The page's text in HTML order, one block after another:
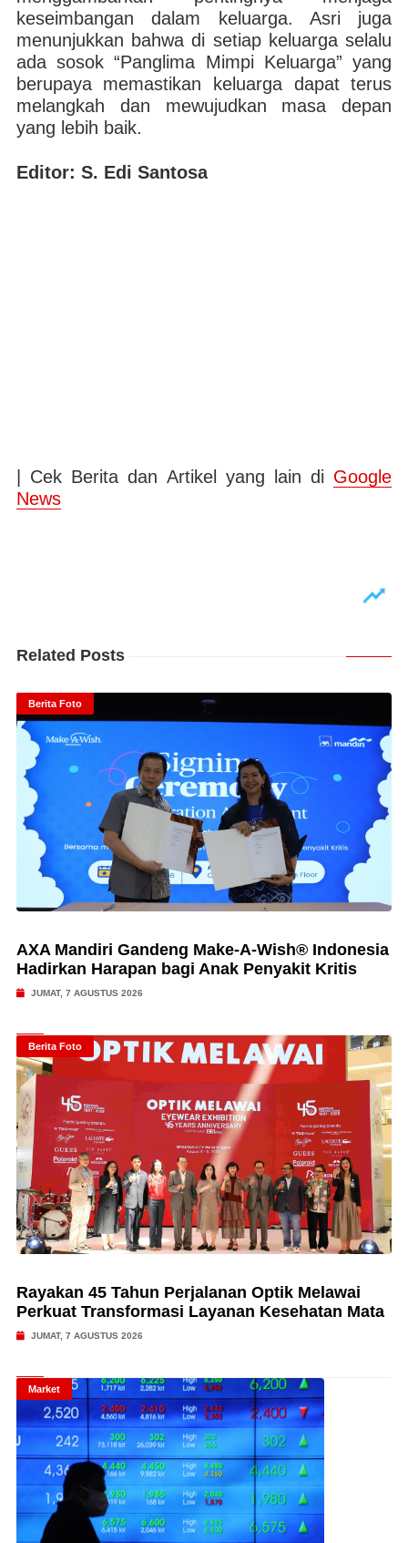
keseimbangan dalam keluarga. Asri juga
menunjukkan bahwa di setiap keluarga selalu
ada sosok “Panglima Mimpi Keluarga” yang
berupaya memastikan keluarga dapat terus
melangkah dan mewujudkan masa depan
yang lebih baik.
Editor: S. Edi Santosa
| Cek Berita dan Artikel yang lain di Google
News
Related Posts
Berita Foto
AXA Mandiri Gandeng Make-A-Wish® Indonesia
Hadirkan Harapan bagi Anak Penyakit Kritis
JUMAT, 7 AGUSTUS 2026
Berita Foto
Rayakan 45 Tahun Perjalanan Optik Melawai
Perkuat Transformasi Layanan Kesehatan Mata
JUMAT, 7 AGUSTUS 2026
Market